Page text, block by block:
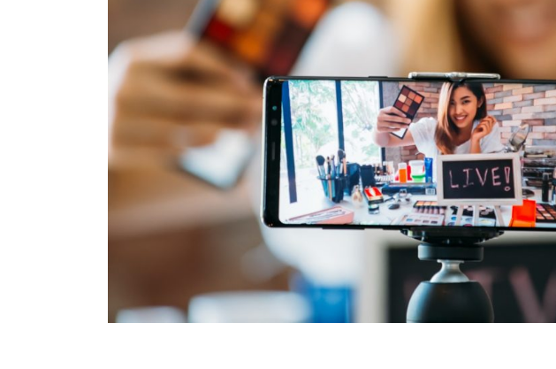
パーフェクト
セットリング
よくあるご質問